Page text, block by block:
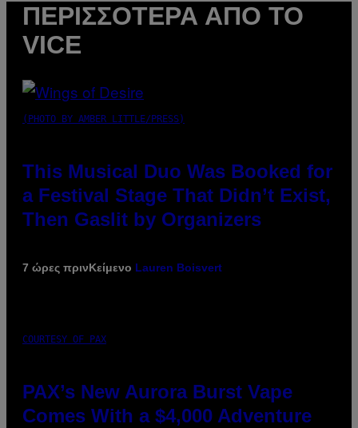
ΠΕΡΙΣΣΌΤΕΡΑ ΑΠΌ ΤΟ
VICE
(PHOTO BY AMBER LITTLE/PRESS)
This Musical Duo Was Booked for
a Festival Stage That Didn’t Exist,
Then Gaslit by Organizers
7 ώρες πρινΚείμενο Lauren Boisvert
COURTESY OF PAX
PAX’s New Aurora Burst Vape
Comes With a $4,000 Adventure